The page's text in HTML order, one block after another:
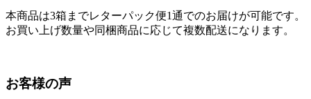
本商品は3箱までレターパック便1通でのお届けが可能です。
お買い上げ数量や同梱商品に応じて複数配送になります。
お客様の声